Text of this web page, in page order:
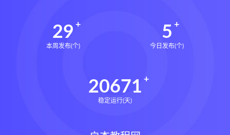
29
本周发布(个)
5
今日发布(个)
20671
稳定运行(天)